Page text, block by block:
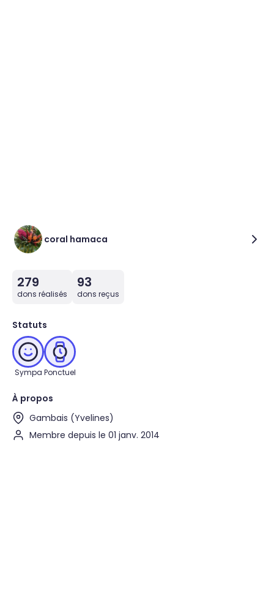
coral hamaca
279
dons réalisés
93
dons reçus
Statuts
Sympa Ponctuel
À propos
Gambais (Yvelines)
Membre depuis le 01 janv. 2014